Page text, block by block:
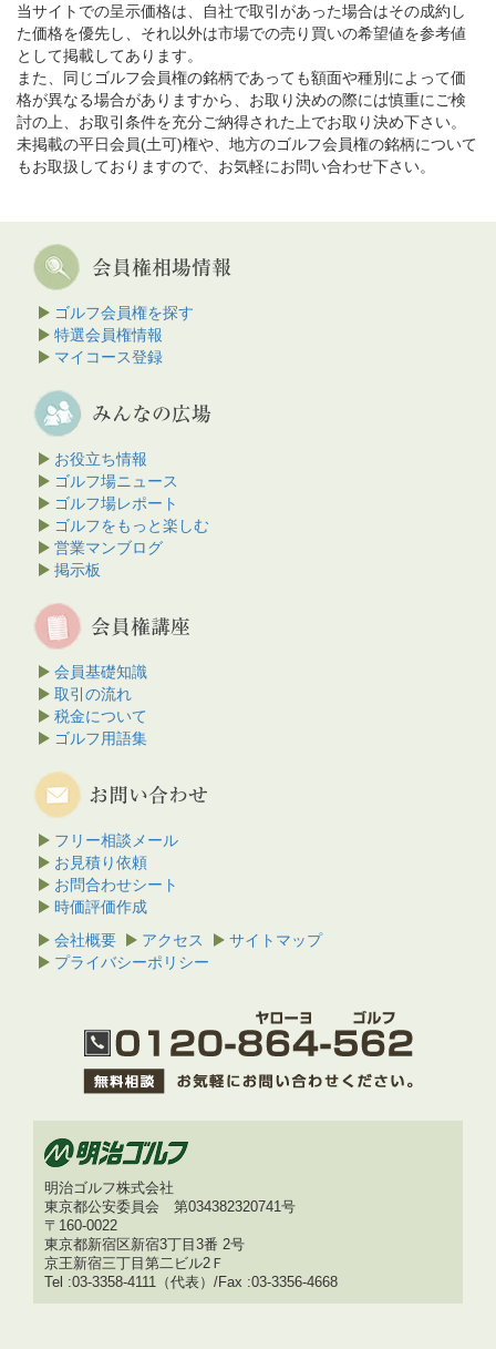
当サイトでの呈示価格は、自社で取引があった場合はその成約し
た価格を優先し、それ以外は市場での売り買いの希望値を参考値
として掲載してあります。
また、同じゴルフ会員権の銘柄であっても額面や種別によって価
格が異なる場合がありますから、お取り決めの際には慎重にご検
討の上、お取引条件を充分ご納得された上でお取り決め下さい。
未掲載の平日会員(土可)権や、地方のゴルフ会員権の銘柄について
もお取扱しておりますので、お気軽にお問い合わせ下さい。
ゴルフ会員権を探す
特選会員権情報
マイコース登録
お役立ち情報
ゴルフ場ニュース
ゴルフ場レポート
ゴルフをもっと楽しむ
営業マンブログ
掲示板
会員基礎知識
取引の流れ
税金について
ゴルフ用語集
フリー相談メール
お見積り依頼
お問合わせシート
時価評価作成
会社概要
アクセス
サイトマップ
プライバシーポリシー
明治ゴルフ株式会社
東京都公安委員会 第034382320741号
〒160-0022
東京都新宿区新宿3丁目3番 2号
京王新宿三丁目第二ビル2Ｆ
Tel :03-3358-4111（代表）/Fax :03-3356-4668